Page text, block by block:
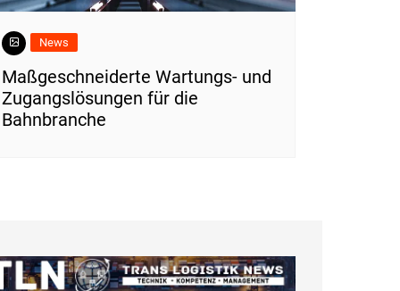
News
Maßgeschneiderte Wartungs- und
Zugangslösungen für die
Bahnbranche